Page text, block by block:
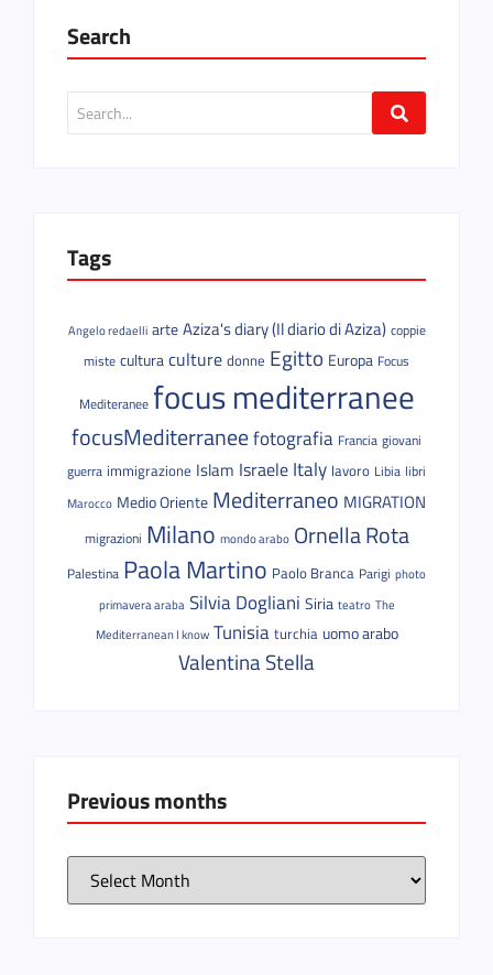
Search
Tags
Angelo redaelli arte Aziza's diary (Il diario di Aziza) coppie
miste culturaculture donne Egitto Europa Focus
Mediteranee focus mediterranee
focusMediterraneefotografia Francia giovani
guerra immigrazione Islam Israele Italy lavoro Libia libri
Marocco Medio Oriente Mediterraneo MIGRATION
migrazioni Milano mondo arabo Ornella Rota
Palestina Paola Martino Paolo Branca Parigi photo
primavera araba Silvia Dogliani Siria teatro The
Mediterranean I know Tunisia turchia uomo arabo
Valentina Stella
Previous months